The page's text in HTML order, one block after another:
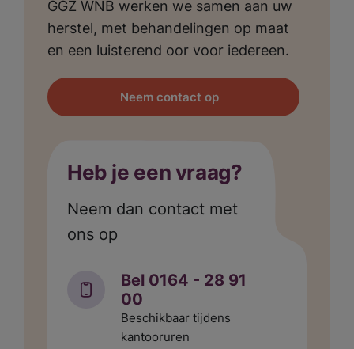
GGZ WNB werken we samen aan uw
herstel, met behandelingen op maat
en een luisterend oor voor iedereen.
Neem contact op
Heb je een vraag?
Neem dan contact met
ons op
Bel 0164 - 28 91
00
Beschikbaar tijdens
kantooruren